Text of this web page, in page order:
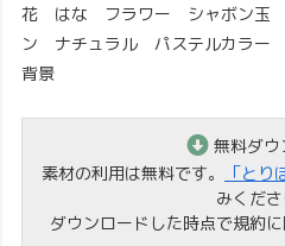
花 はな フラワー シャボン玉
ン ナチュラル パステルカラ
背景
無料ダウ
素材の利用は無料です。
「とり
みくださ
ダウンロードした時点で規約